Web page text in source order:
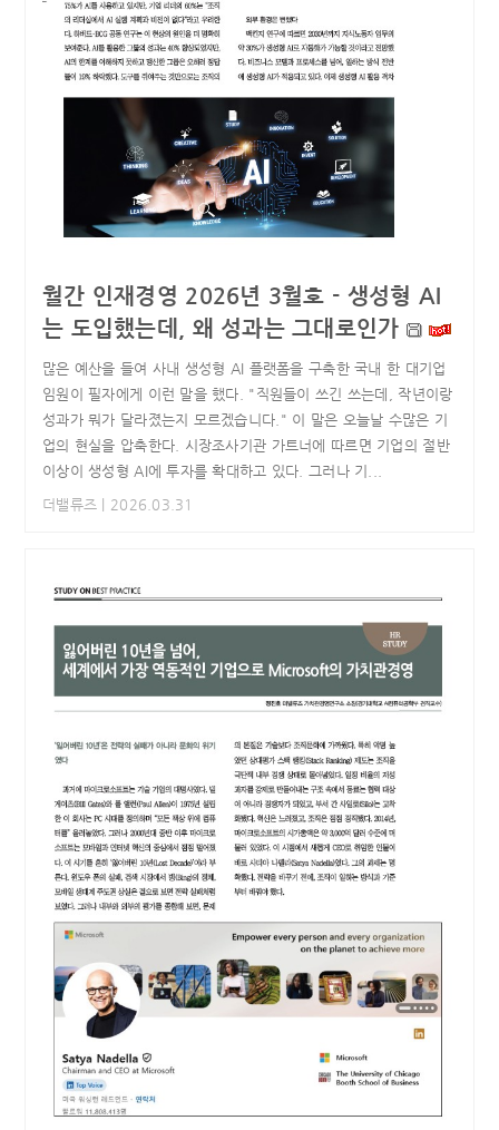
월간 인재경영 2026년 3월호 - 생성형 AI
는 도입했는데, 왜 성과는 그대로인가
많은 예산을 들여 사내 생성형 AI 플랫폼을 구축한 국내 한 대기업
임원이 필자에게 이런 말을 했다. "직원들이 쓰긴 쓰는데, 작년이랑
성과가 뭐가 달라졌는지 모르겠습니다." 이 말은 오늘날 수많은 기
업의 현실을 압축한다. 시장조사기관 가트너에 따르면 기업의 절반
이상이 생성형 AI에 투자를 확대하고 있다. 그러나 기...
더밸류즈 | 2026.03.31